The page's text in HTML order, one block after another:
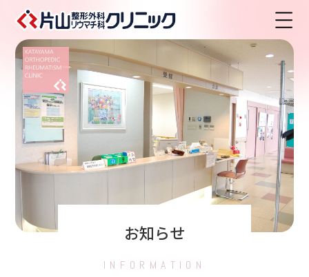
HOME
クリニック案内
診療科目・診察時間
リウマチについて
お知らせ
INFORMATION